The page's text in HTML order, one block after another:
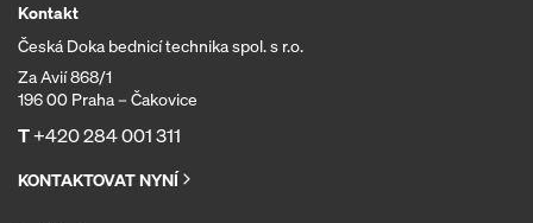
Kontakt
Česká Doka bednicí technika spol. s r.o.
Za Avií 868/1
196 00 Praha – Čakovice
T+420 284 001 311
KONTAKTOVAT NYNÍ